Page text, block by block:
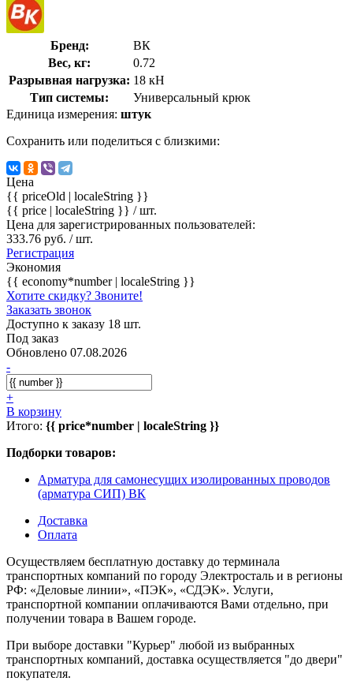
Бренд:
ВК
Вес, кг:
0.72
Разрывная нагрузка: 18 кН
Тип системы:
Универсальный крюк
Единица измерения: штук
Сохранить или поделиться с близкими:
Цена
{{ priceOld | localeString }}
{{ price | localeString }} / шт.
Цена для зарегистрированных пользователей:
333.76 руб. / шт.
Регистрация
Экономия
{{ economy*number | localeString }}
Хотите скидку? Звоните!
Заказать звонок
Доступно к заказу 18 шт.
Под заказ
Обновлено 07.08.2026
-
+
В корзину
Итого: {{ price*number | localeString }}
Подборки товаров:
Арматура для самонесущих изолированных проводов
(арматура СИП) ВК
Доставка
Оплата
Осуществляем бесплатную доставку до терминала
транспортных компаний по городу Электросталь и в регионы
РФ: «Деловые линии», «ПЭК», «СДЭК». Услуги,
транспортной компании оплачиваются Вами отдельно, при
получении товара в Вашем городе.
При выборе доставки "Курьер" любой из выбранных
транспортных компаний, доставка осуществляется "до двери"
покупателя.